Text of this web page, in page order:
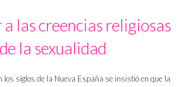
las creencias religiosas
de la sexualidad
los siglos de la Nueva España se insistió en que la